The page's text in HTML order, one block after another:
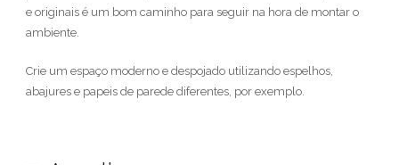
e originais é um bom caminho para seguir na hora de montar o
ambiente.
Crie um espaço moderno e despojado utilizando espelhos,
abajures e papeis de parede diferentes, por exemplo.